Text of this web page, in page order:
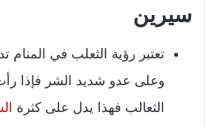
سيرين
تعتبر رؤية الثعلب في المنام
وعلى عدو شديد الشر فإذا
الثعالب فهذا يدل على كثرة